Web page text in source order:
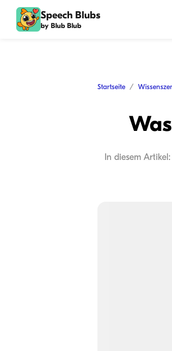
Speech Blubs
by Blub Blub
Startseite
In diesem